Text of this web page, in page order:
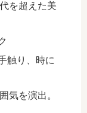
を超えた美
触り、時に
気を演出。